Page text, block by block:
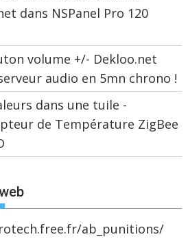
dans NSPanel Pro 120
volume +/- Dekloo.net
audio en 5mn chrono !
dans une tuile -
de Température ZigBee
ab_punitions/